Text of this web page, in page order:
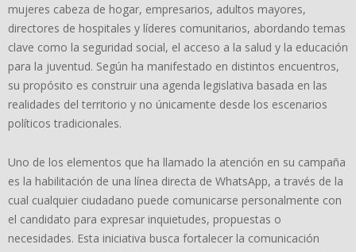
mujeres cabeza de hogar, empresarios, adultos mayores,
directores de hospitales y líderes comunitarios, abordando temas
clave como la seguridad social, el acceso a la salud y la educación
para la juventud. Según ha manifestado en distintos encuentros,
su propósito es construir una agenda legislativa basada en las
realidades del territorio y no únicamente desde los escenarios
políticos tradicionales.
Uno de los elementos que ha llamado la atención en su campaña
es la habilitación de una línea directa de WhatsApp, a través de la
cual cualquier ciudadano puede comunicarse personalmente con
el candidato para expresar inquietudes, propuestas o
necesidades. Esta iniciativa busca fortalecer la comunicación